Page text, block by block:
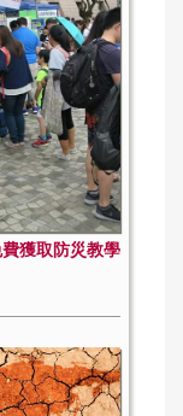
獲取防災教學